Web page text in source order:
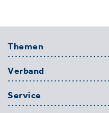
Themen
Verband
Service